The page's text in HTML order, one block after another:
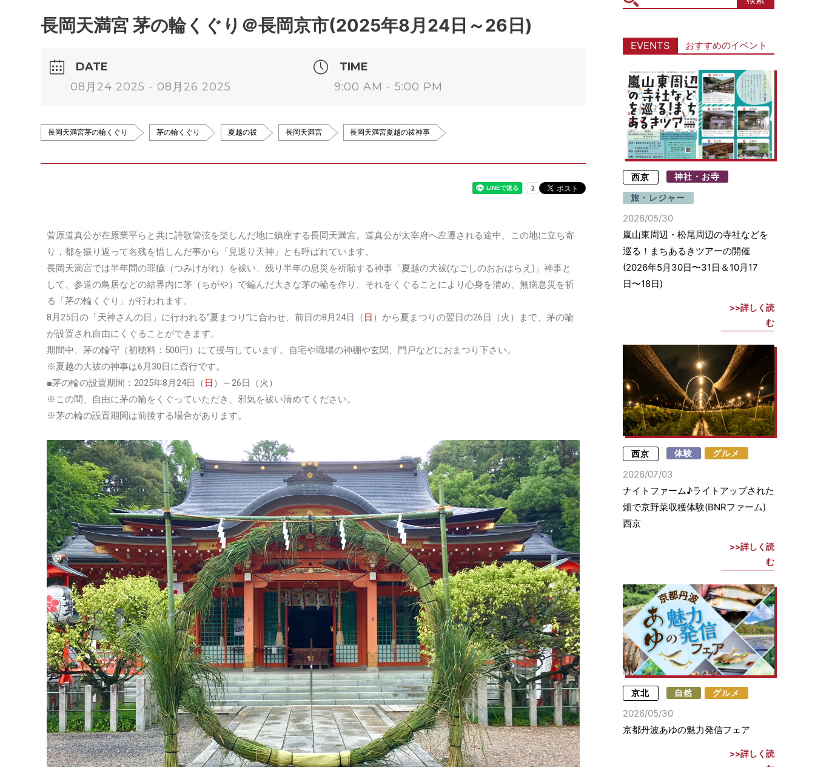
長岡天満宮 茅の輪くぐり＠長岡京市(2025年8月24日～26日)
DATE
08月24 2025 - 08月26 2025
TIME
9:00 AM - 5:00 PM
長岡天満宮茅の輪くぐり 茅の輪くぐり 夏越の祓 長岡天満宮 長岡天満宮夏越の祓神事
菅原道真公が在原業平らと共に詩歌管弦を楽しんだ地に鎮座する長岡天満宮。道真公が太宰府へ左遷される途中、この地に立ち寄
り，都を振り返って名残を惜しんだ事から「見返り天神」とも呼ばれています。
長岡天満宮では半年間の罪穢（つみけがれ）を祓い、残り半年の息災を祈願する神事「夏越の大祓(なごしのおおはらえ)」神事と
して、参道の鳥居などの結界内に茅（ちがや）で編んだ大きな茅の輪を作り、それをくぐることにより心身を清め、無病息災を祈
る「茅の輪くぐり」が行われます。
8月25日の「天神さんの日」に行われる“夏まつり”に合わせ、前日の8月24日（ 日 ）から夏まつりの翌日の26日（火）まで、茅の輪
が設置され自由にくぐることができます。
期間中、茅の輪守（初穂料：500円）にて授与しています。自宅や職場の神棚や玄関、門戸などにおまつり下さい。
※夏越の大祓の神事は6月30日に斎行です。
■茅の輪の設置期間：2025年8月24日（ 日 ）～26日（火）
※この間、自由に茅の輪をくぐっていただき、邪気を祓い清めてください。
※茅の輪の設置期間は前後する場合があります。
icon
EVENTS おすすめのイベント
西京 神社・お寺
旅・レジャー
2026/05/30
嵐山東周辺・松尾周辺の寺社などを
巡る！まちあるきツアーの開催
(2026年5月30日〜31日＆10月17
日〜18日)
詳しく読
む
西京 体験 グルメ
2026/07/03
ナイトファーム♪ライトアップされた
畑で京野菜収穫体験(BNRファーム)
西京
詳しく読
む
京北 自然 グルメ
2026/05/30
京都丹波あゆの魅力発信フェア
詳しく読